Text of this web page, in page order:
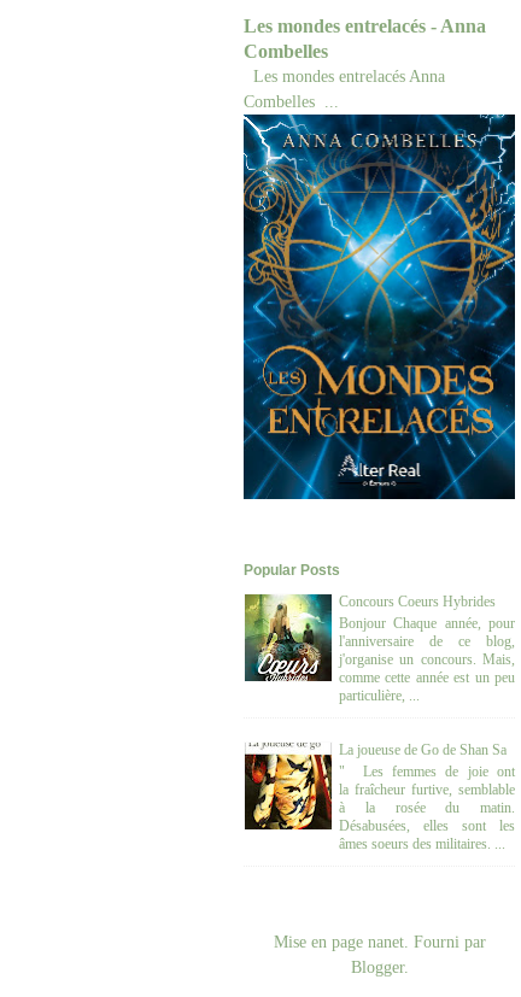
Les mondes entrelacés - Anna
Combelles
Les mondes entrelacés Anna
Combelles ...
Popular Posts
Concours Coeurs Hybrides
Bonjour Chaque année, pour
l'anniversaire de ce blog,
j'organise un concours. Mais,
comme cette année est un peu
particulière, ...
La joueuse de Go de Shan Sa
" Les femmes de joie ont
la fraîcheur furtive, semblable
à la rosée du matin.
Désabusées, elles sont les
âmes soeurs des militaires. ...
Mise en page nanet. Fourni par
Blogger.